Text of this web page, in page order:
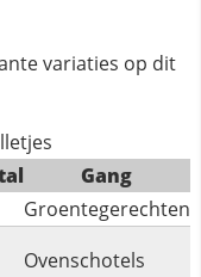
variaties op dit
Gang
Groentegerechten
Ovenschotels